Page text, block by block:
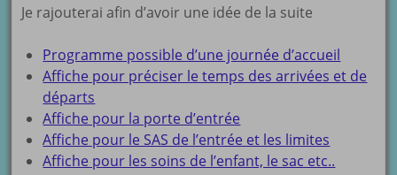
Je rajouterai afin d’avoir une idée de la suite
Programme possible d’une journée d’accueil
Affiche pour préciser le temps des arrivées et de
départs
Affiche pour la porte d’entrée
Affiche pour le SAS de l’entrée et les limites
Affiche pour les soins de l’enfant, le sac etc..